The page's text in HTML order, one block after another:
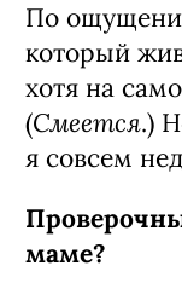
По
который
хотя на
(Смеется.)
я совсем
маме?